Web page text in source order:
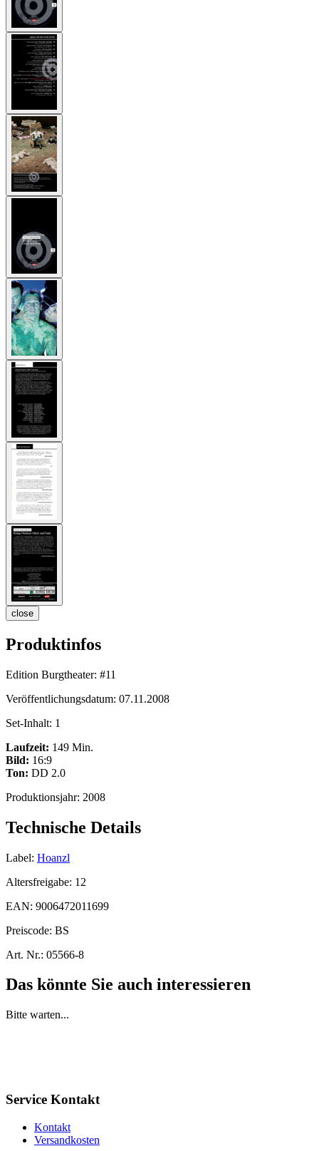
close
Produktinfos
Edition Burgtheater: #11
Veröffentlichungsdatum: 07.11.2008
Set-Inhalt: 1
Laufzeit: 149 Min.
Bild: 16:9
Ton: DD 2.0
Produktionsjahr: 2008
Technische Details
Label: Hoanzl
Altersfreigabe: 12
EAN: 9006472011699
Preiscode: BS
Art. Nr.: 05566-8
Das könnte Sie auch interessieren
Bitte warten...
Service Kontakt
Kontakt
Versandkosten